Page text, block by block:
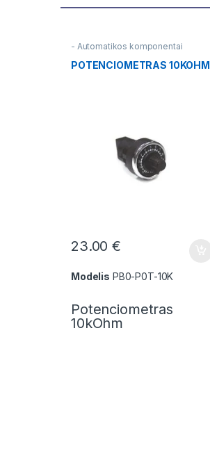
- Automatikos komponentai
POTENCIOMETRAS 10KOHM
23.00€
Modelis PB0-P0T-10K
Potenciometras
10kOhm